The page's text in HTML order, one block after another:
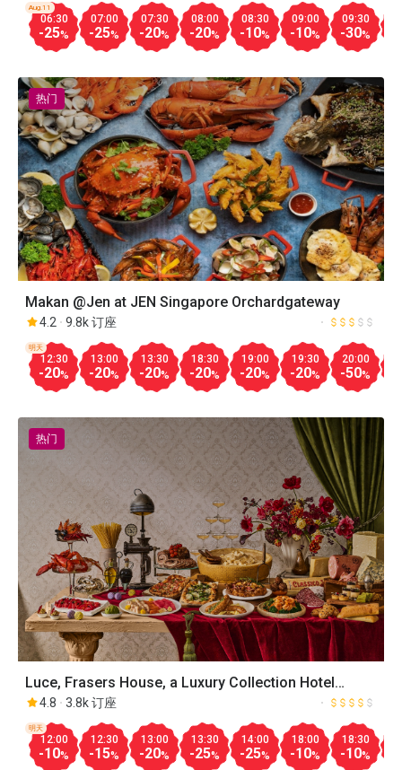
06:30
-25%
Aug.11
07:00
-25%
07:30
-20%
08:00
-20%
08:30
-10%
09:00
-10%
09:30
-30%
Makan @Jen at JEN Singapore Orchardgateway
4.2 9.8k 订座
12:30
-20%
明天
13:00
-20%
13:30
-20%
18:30
-20%
19:00
-20%
19:30
-20%
20:00
-50%
热门
Luce, Frasers House, a Luxury Collection Hotel
Singapore
4.8 3.8k 订座
12:00
-10%
明天
12:30
-15%
13:00
-20%
13:30
-25%
14:00
-25%
18:00
-10%
18:30
-10%
热门